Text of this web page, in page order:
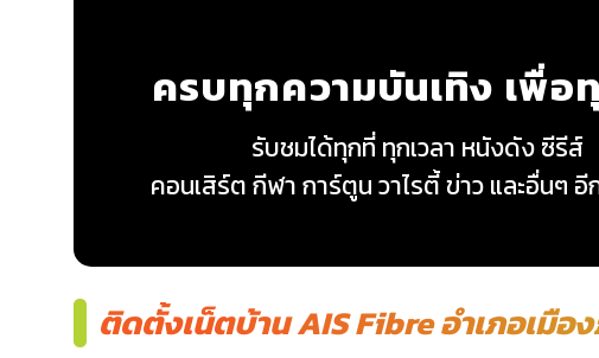
ครบทุกความบันเทิง เพื่อ
รับชมได้ทุกที่ ทุกเวลา หนังดัง ซีรีส์
คอนเสิร์ต กีฬา การ์ตูน วาไรตี้ ข่าว และอื่นๆ อี
ติดตั้งเน็ตบ้าน AIS Fibre อำเภอเมื